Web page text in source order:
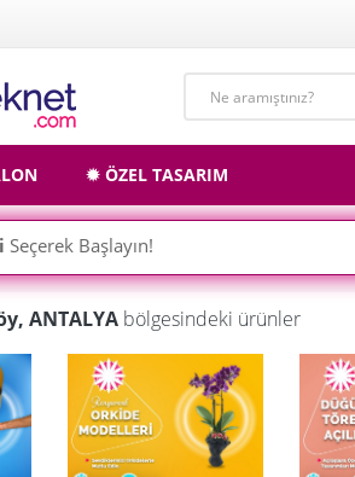
✹ ÖZEL TASARIM
Seçerek Başlayın!
ANTALYA bölgesindeki ürünler